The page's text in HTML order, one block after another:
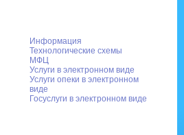
Информация
Технологические схемы
МФЦ
Услуги в электронном виде
Услуги опеки в электронном
виде
Госуслуги в электронном виде